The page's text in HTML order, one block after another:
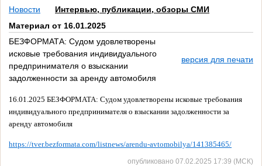
Новости
Интервью, публикации, обзоры СМИ
Материал от 16.01.2025
БЕЗФОРМАТА: Судом удовлетворены
исковые требования индивидуального
предпринимателя о взыскании
задолженности за аренду автомобиля
версия для печати
16.01.2025 БЕЗФОРМАТА: Судом удовлетворены исковые требования
индивидуального предпринимателя о взыскании задолженности за
аренду автомобиля
https://tver.bezformata.com/listnews/arendu-avtomobilya/141385465/
опубликовано 07.02.2025 17:39 (МСК)